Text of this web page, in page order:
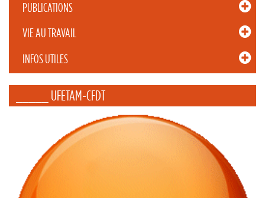
PUBLICATIONS
VIE AU TRAVAIL
INFOS UTILES
_____ UFETAM-CFDT